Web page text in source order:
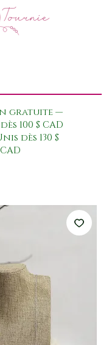
gratuite —
100 $ CAD
dès 130 $
CAD